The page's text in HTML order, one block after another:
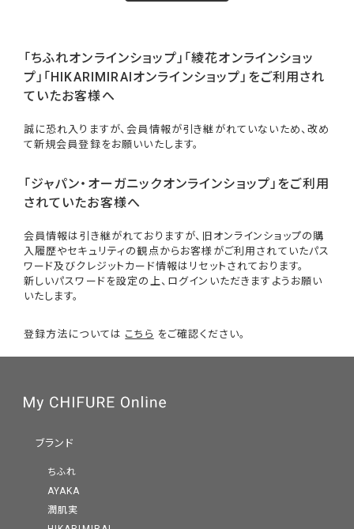
「ちふれオンラインショップ」「綾花オンラインショッ
プ」「HIKARIMIRAIオンラインショップ」をご利用され
ていたお客様へ
誠に恐れ入りますが、会員情報が引き継がれていないため、改め
て新規会員登録をお願いいたします。
「ジャパン・オーガニックオンラインショップ」をご利用
されていたお客様へ
会員情報は引き継がれておりますが、旧オンラインショップの購
入履歴やセキュリティの観点からお客様がご利用されていたパス
ワード及びクレジットカード情報はリセットされております。
新しいパスワードを設定の上、ログインいただきますようお願い
いたします。
登録方法については こちら をご確認ください。
ブランド
ちふれ
AYAKA
潤肌実